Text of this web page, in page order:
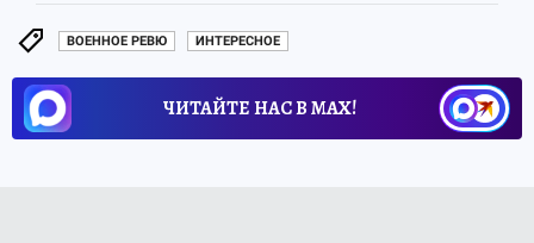
ВОЕННОЕ РЕВЮ ИНТЕРЕСНОЕ
ЧИТАЙТЕ НАС В МАХ!